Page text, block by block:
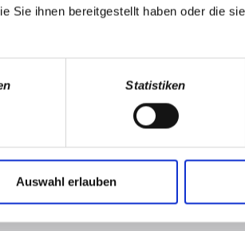
Sie ihnen bereitgestellt haben oder die
Statistiken
Auswahl erlauben
oder vorvertragliche
gespeichert.